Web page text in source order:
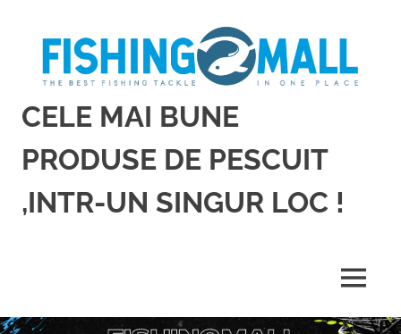
conținut
CELE MAI BUNE
PRODUSE DE PESCUIT
,INTR-UN SINGUR LOC !
pescuit,
MENU